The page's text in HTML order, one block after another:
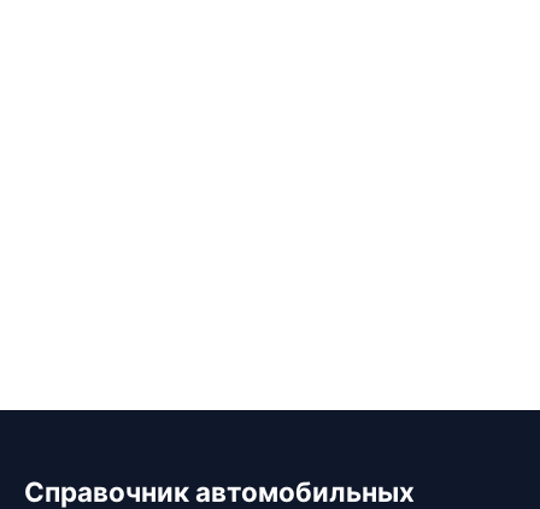
Справочник автомобильных